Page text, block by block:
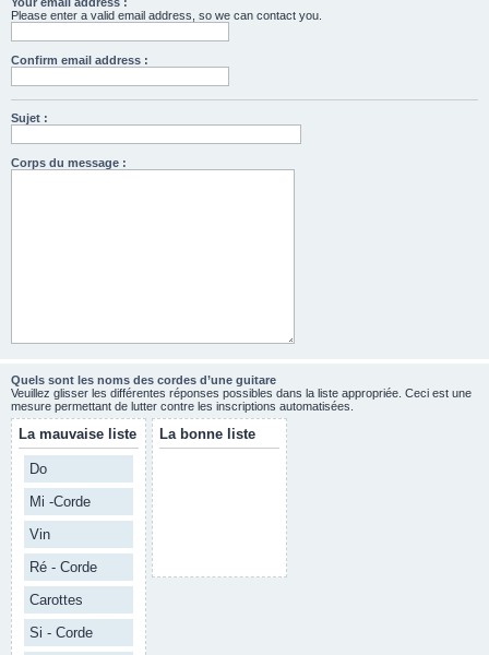
Please enter a valid email address, so we can contact you.
Confirm email address :
Sujet :
Corps du message :
Quels sont les noms des cordes d’une guitare
Veuillez glisser les différentes réponses possibles dans la liste appropriée. Ceci est une
mesure permettant de lutter contre les inscriptions automatisées.
La mauvaise liste
Do
Mi -Corde
Vin
Ré - Corde
Carottes
Si - Corde
La bonne liste